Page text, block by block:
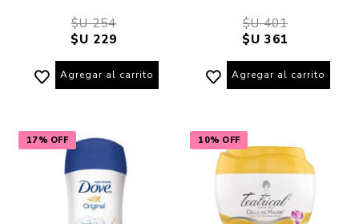
$U 254
$U 229
Agregar al carrito
$U 401
$U 361
Agregar al carrito
17% OFF 10% OFF